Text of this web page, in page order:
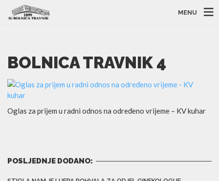
MENU
BOLNICA TRAVNIK 4
Oglas za prijem u radni odnos na određeno vrijeme – KV kuhar
POSLJEDNJE DODANO: